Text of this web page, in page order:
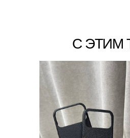
С ЭТИМ